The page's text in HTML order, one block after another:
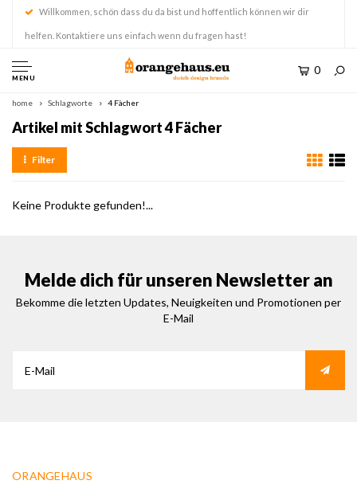
Willkommen, schön dass du da bist und hoffentlich können wir dir
helfen. Kontaktiere uns einfach wenn du fragen hast!
MENU
0
home Schlagworte 4 Fächer
Artikel mit Schlagwort 4 Fächer
Filter
Keine Produkte gefunden!...
Melde dich für unseren Newsletter an
Bekomme die letzten Updates, Neuigkeiten und Promotionen per
E-Mail
ORANGEHAUS